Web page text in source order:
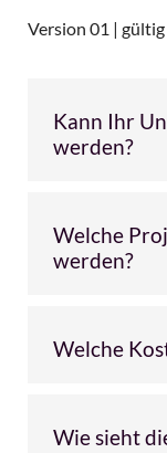
Version 01 | gültig
Kann Ihr
werden?
Welche
werden?
Welche
Wie sieht